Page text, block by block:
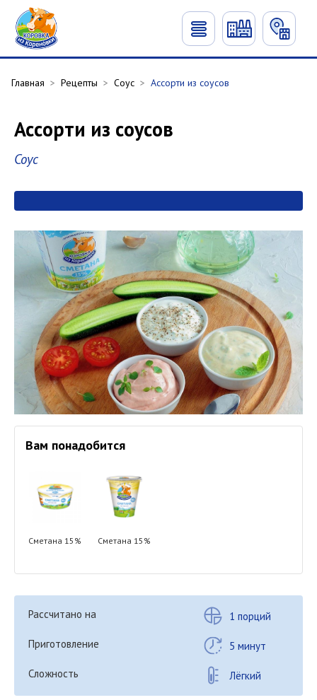
Главная > Рецепты > Соус > Ассорти из соусов
Ассорти из соусов
Соус
Вам понадобится
Сметана 15% Сметана 15%
Рассчитано на 1 порций
Приготовление 5 минут
Сложность Лёгкий